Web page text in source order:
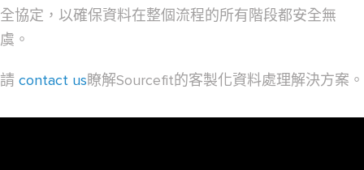
全協定，以確保資料在整個流程的所有階段都安全無
虞。
請 contact us瞭解Sourcefit的客製化資料處理解決方案。